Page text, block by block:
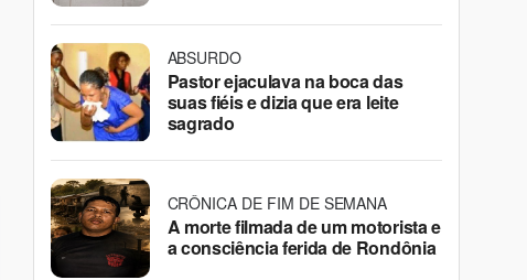
ABSURDO
Pastor ejaculava na boca das
suas fiéis e dizia que era leite
sagrado
CRÔNICA DE FIM DE SEMANA
A morte filmada de um motorista e
a consciência ferida de Rondônia